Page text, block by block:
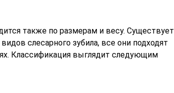
также по размерам и весу. Существует
слесарного зубила, все они подходят
Классификация выглядит следующим